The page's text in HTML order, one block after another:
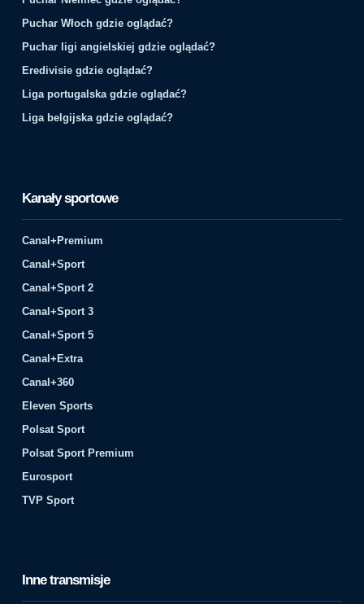
Puchar Włoch gdzie oglądać?
Puchar ligi angielskiej gdzie oglądać?
Eredivisie gdzie oglądać?
Liga portugalska gdzie oglądać?
Liga belgijska gdzie oglądać?
Kanały sportowe
Canal+Premium
Canal+Sport
Canal+Sport 2
Canal+Sport 3
Canal+Sport 5
Canal+Extra
Canal+360
Eleven Sports
Polsat Sport
Polsat Sport Premium
Eurosport
TVP Sport
Inne transmisje